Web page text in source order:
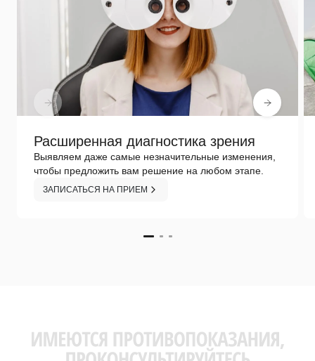
Расширенная диагностика зрения
Выявляем даже самые незначительные изменения,
чтобы предложить вам решение на любом этапе.
ЗАПИСАТЬСЯ НА ПРИЕМ